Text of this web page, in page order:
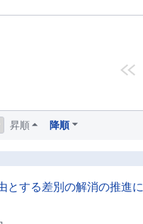
昇順 降順
とする差別の解消の推進